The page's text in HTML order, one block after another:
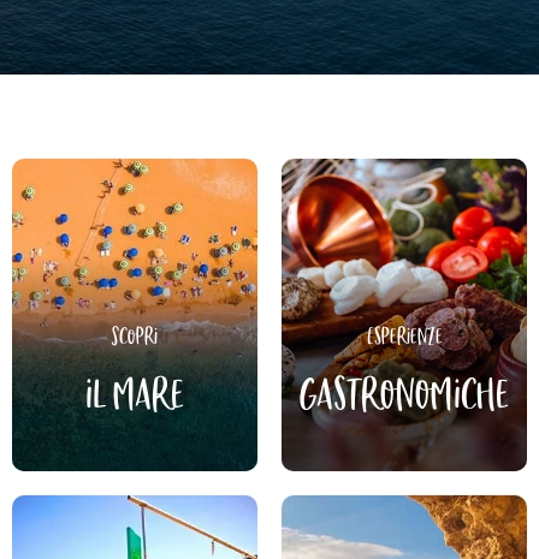
Scopri
il mare
Esperienze
gastronomiche